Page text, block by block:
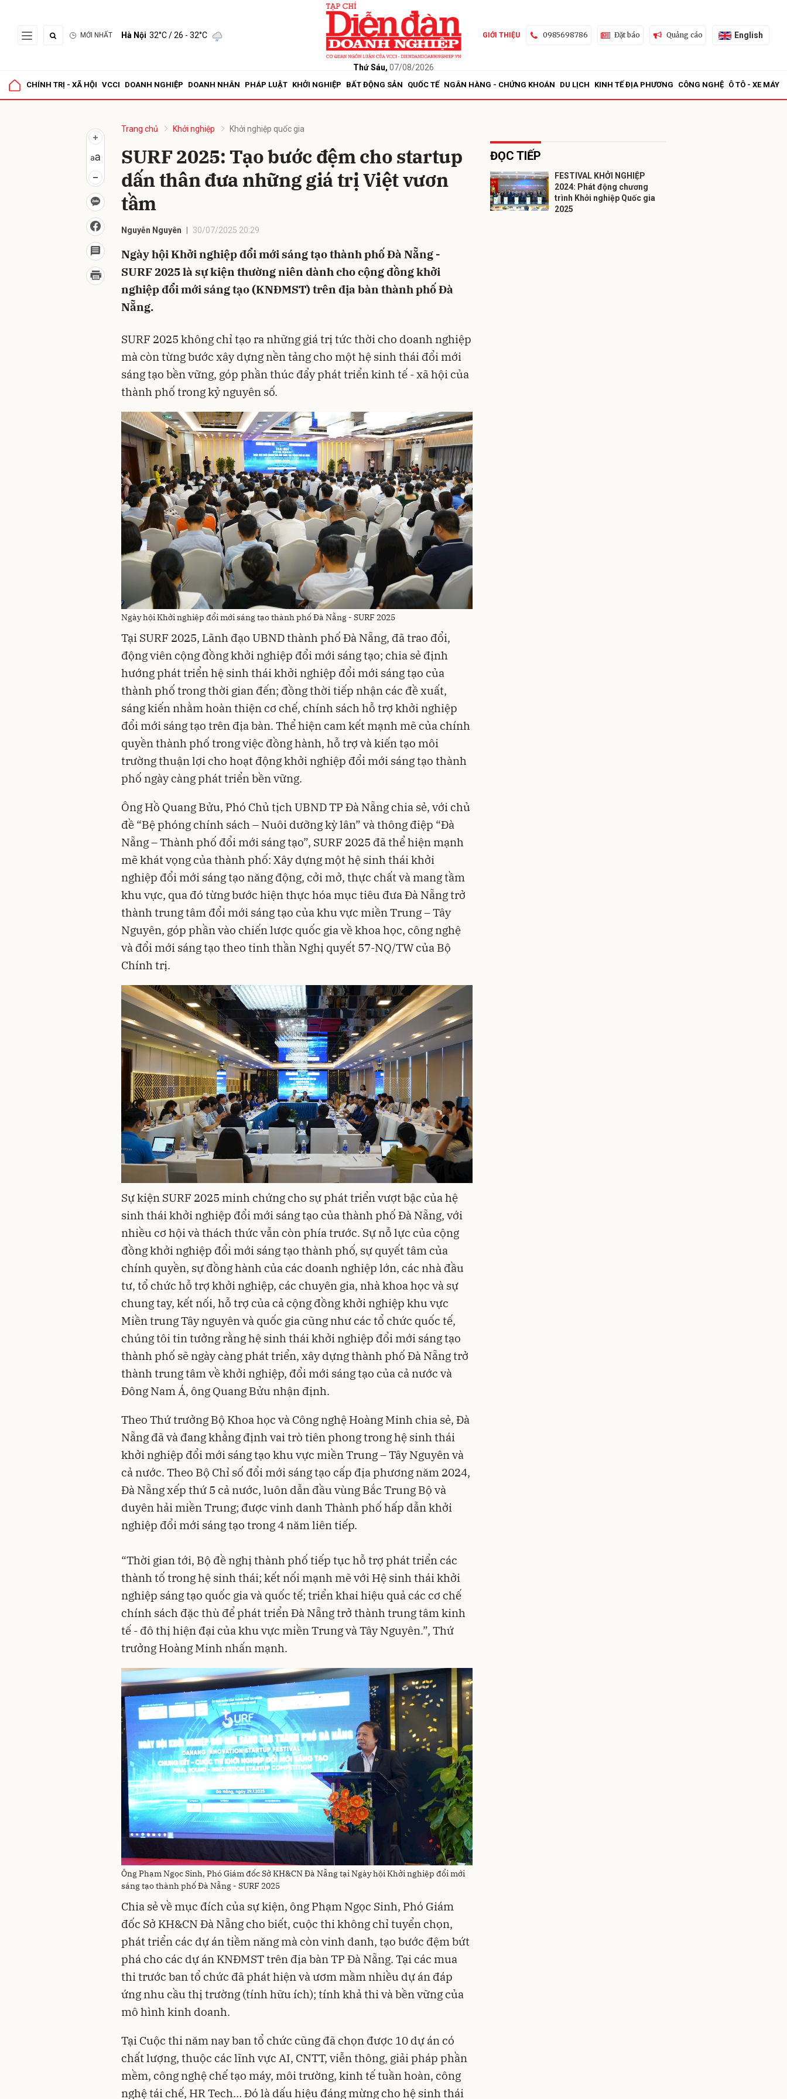
MỚI NHẤT Hà Nội 32°C/ 26 - 32°C
Thứ Sáu, 07/08/2026
GIỚI THIỆU 0985698786 Đặt báo Quảng cáo English
CHÍNH TRỊ - XÃ HỘI VCCI DOANH NGHIỆP DOANH NHÂN PHÁP LUẬT KHỞI NGHIỆP BẤT ĐỘNG SẢN QUỐC TẾ NGÂN HÀNG - CHỨNG KHOÁN DU LỊCH KINH TẾ ĐỊA PHƯƠNG CÔNG NGHỆ Ô TÔ - XE MÁY
Trang chủ Khởi nghiệp Khởi nghiệp quốc gia
SURF 2025: Tạo bước đệm cho startup
dấn thân đưa những giá trị Việt vươn
tầm
Nguyễn Nguyên 30/07/2025 20:29
Ngày hội Khởi nghiệp đổi mới sáng tạo thành phố Đà Nẵng -
SURF 2025 là sự kiện thường niên dành cho cộng đồng khởi
nghiệp đổi mới sáng tạo (KNĐMST) trên địa bàn thành phố Đà
Nẵng.
SURF 2025 không chỉ tạo ra những giá trị tức thời cho doanh nghiệp
mà còn từng bước xây dựng nền tảng cho một hệ sinh thái đổi mới
sáng tạo bền vững, góp phần thúc đẩy phát triển kinh tế - xã hội của
thành phố trong kỷ nguyên số.
Ngày hội Khởi nghiệp đổi mới sáng tạo thành phố Đà Nẵng - SURF 2025
Tại SURF 2025, Lãnh đạo UBND thành phố Đà Nẵng, đã trao đổi,
động viên cộng đồng khởi nghiệp đổi mới sáng tạo; chia sẻ định
hướng phát triển hệ sinh thái khởi nghiệp đổi mới sáng tạo của
thành phố trong thời gian đến; đồng thời tiếp nhận các đề xuất,
sáng kiến nhằm hoàn thiện cơ chế, chính sách hỗ trợ khởi nghiệp
đổi mới sáng tạo trên địa bàn. Thể hiện cam kết mạnh mẽ của chính
quyền thành phố trong việc đồng hành, hỗ trợ và kiến tạo môi
trường thuận lợi cho hoạt động khởi nghiệp đổi mới sáng tạo thành
phố ngày càng phát triển bền vững.
Ông Hồ Quang Bửu, Phó Chủ tịch UBND TP Đà Nẵng chia sẻ, với chủ
đề “Bệ phóng chính sách – Nuôi dưỡng kỳ lân” và thông điệp “Đà
Nẵng – Thành phố đổi mới sáng tạo”, SURF 2025 đã thể hiện mạnh
mẽ khát vọng của thành phố: Xây dựng một hệ sinh thái khởi
nghiệp đổi mới sáng tạo năng động, cởi mở, thực chất và mang tầm
khu vực, qua đó từng bước hiện thực hóa mục tiêu đưa Đà Nẵng trở
thành trung tâm đổi mới sáng tạo của khu vực miền Trung – Tây
Nguyên, góp phần vào chiến lược quốc gia về khoa học, công nghệ
và đổi mới sáng tạo theo tinh thần Nghị quyết 57-NQ/TW của Bộ
Chính trị.
Sự kiện SURF 2025 minh chứng cho sự phát triển vượt bậc của hệ
sinh thái khởi nghiệp đổi mới sáng tạo của thành phố Đà Nẵng, với
nhiều cơ hội và thách thức vẫn còn phía trước. Sự nỗ lực của cộng
đồng khởi nghiệp đổi mới sáng tạo thành phố, sự quyết tâm của
chính quyền, sự đồng hành của các doanh nghiệp lớn, các nhà đầu
tư, tổ chức hỗ trợ khởi nghiệp, các chuyên gia, nhà khoa học và sự
chung tay, kết nối, hỗ trợ của cả cộng đồng khởi nghiệp khu vực
Miền trung Tây nguyên và quốc gia cũng như các tổ chức quốc tế,
chúng tôi tin tưởng rằng hệ sinh thái khởi nghiệp đổi mới sáng tạo
thành phố sẽ ngày càng phát triển, xây dựng thành phố Đà Nẵng trở
thành trung tâm về khởi nghiệp, đổi mới sáng tạo của cả nước và
Đông Nam Á, ông Quang Bửu nhận định.
Theo Thứ trưởng Bộ Khoa học và Công nghệ Hoàng Minh chia sẻ, Đà
Nẵng đã và đang khẳng định vai trò tiên phong trong hệ sinh thái
khởi nghiệp đổi mới sáng tạo khu vực miền Trung – Tây Nguyên và
cả nước. Theo Bộ Chỉ số đổi mới sáng tạo cấp địa phương năm 2024,
Đà Nẵng xếp thứ 5 cả nước, luôn dẫn đầu vùng Bắc Trung Bộ và
duyên hải miền Trung; được vinh danh Thành phố hấp dẫn khởi
nghiệp đổi mới sáng tạo trong 4 năm liên tiếp.
“Thời gian tới, Bộ đề nghị thành phố tiếp tục hỗ trợ phát triển các
thành tố trong hệ sinh thái; kết nối mạnh mẽ với Hệ sinh thái khởi
nghiệp sáng tạo quốc gia và quốc tế; triển khai hiệu quả các cơ chế
chính sách đặc thù để phát triển Đà Nẵng trở thành trung tâm kinh
tế - đô thị hiện đại của khu vực miền Trung và Tây Nguyên.”, Thứ
trưởng Hoàng Minh nhấn mạnh.
Ông Phạm Ngọc Sinh, Phó Giám đốc Sở KH&CN Đà Nẵng tại Ngày hội Khởi nghiệp đổi mới
sáng tạo thành phố Đà Nẵng - SURF 2025
Chia sẻ về mục đích của sự kiện, ông Phạm Ngọc Sinh, Phó Giám
đốc Sở KH&CN Đà Nẵng cho biết, cuộc thi không chỉ tuyển chọn,
phát triển các dự án tiềm năng mà còn vinh danh, tạo bước đệm bứt
phá cho các dự án KNĐMST trên địa bàn TP Đà Nẵng. Tại các mua
thi trước ban tổ chức đã phát hiện và ươm mầm nhiều dự án đáp
ứng nhu cầu thị trường (tính hữu ích); tính khả thi và bền vững của
mô hình kinh doanh.
Tại Cuộc thi năm nay ban tổ chức cũng đã chọn được 10 dự án có
chất lượng, thuộc các lĩnh vực AI, CNTT, viễn thông, giải pháp phần
mềm, công nghệ chế tạo máy, môi trường, kinh tế tuần hoàn, công
nghệ tái chế, HR Tech… Đó là dấu hiệu đáng mừng cho hệ sinh thái
ĐỌC TIẾP
FESTIVAL KHỞI NGHIỆP
2024: Phát động chương
trình Khởi nghiệp Quốc gia
2025
Gửi